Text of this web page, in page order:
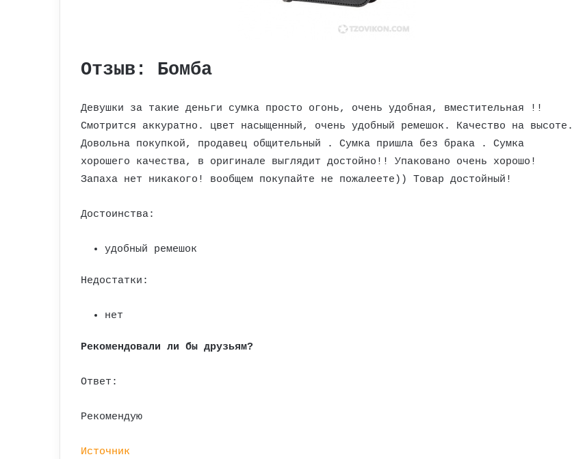
Отзыв: Бомба
Девушки за такие деньги сумка просто огонь, очень удобная, вместительная !!
Смотрится аккуратно. цвет насыщенный, очень удобный ремешок. Качество на высоте.
Довольна покупкой, продавец общительный . Сумка пришла без брака . Сумка
хорошего качества, в оригинале выглядит достойно!! Упаковано очень хорошо!
Запаха нет никакого! вообщем покупайте не пожалеете)) Товар достойный!
Достоинства:
удобный ремешок
Недостатки:
нет
Рекомендовали ли бы друзьям?
Ответ:
Рекомендую
Источник